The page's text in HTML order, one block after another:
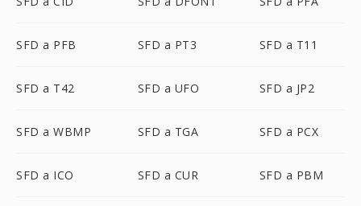
SFD a PFB SFD a PT3 SFD a T11
SFD a T42 SFD a UFO SFD a JP2
SFD a WBMP SFD a TGA SFD a PCX
SFD a ICO SFD a CUR SFD a PBM